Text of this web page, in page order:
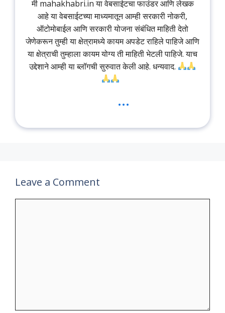
मी mahakhabri.in या वेबसाईटचा फाउंडर आणि लेखक
आहे या वेबसाईटच्या माध्यमातून आम्ही सरकारी नोकरी,
ऑटोमोबाईल आणि सरकारी योजना संबंधित माहिती देतो
जेणेकरून तुम्ही या क्षेत्रामध्ये कायम अपडेट राहिले पाहिजे आणि
या क्षेत्राची तुम्हाला कायम योग्य ती माहिती भेटली पाहिजे. याच
उद्देशाने आम्ही या ब्लॉगची सुरुवात केली आहे. धन्यवाद.
...
Leave a Comment